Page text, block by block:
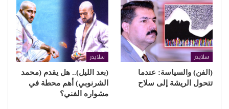
سلايدر
(الفن) والسياسة: عندما
تتحول الريشة إلى سلاح
سلايدر
(بعد الليل).. هل يقدم (محمد
الشرنوبي) أهم محطة في
مشواره الفني؟